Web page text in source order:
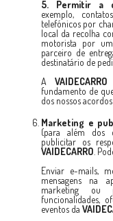
5. Permitir a
exemplo,
telefónicos por
local da recolha
motorista por
parceiro de
destinatário de
A VAIDECARRO
fundamento de
dos nossos
Marketing e
(para além dos
publicitar os
VAIDECARRO .
Enviar e-mails,
mensagens na
marketing ou
funcionalidades,
eventos da